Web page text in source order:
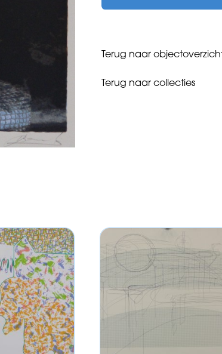
zonder
aantal
Terug naar
Terug naar collecties